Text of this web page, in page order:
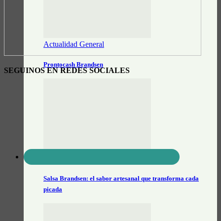
Actualidad General
Prontocash Brandsen
Salsa Brandsen: el sabor artesanal que transforma cada
picada
SEGUINOS EN REDES SOCIALES